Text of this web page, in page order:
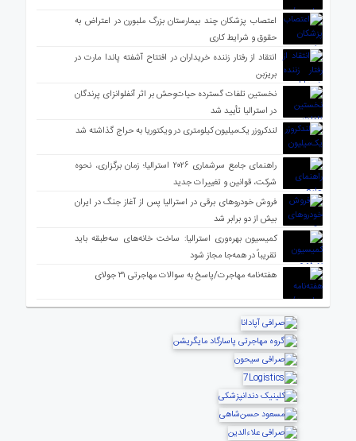
اعتصاب پزشکان چند بیمارستان بزرگ ملبورن در اعتراض به
حقوق و شرایط کاری
انتقاد از رفتار زننده خریداران در افتتاح آشفته پاندا مارت در
بریزبن
نخستین تلفات گسترده حیات‌وحش بر اثر آنفلوانزای پرندگان
در استرالیا تأیید شد
لندکروزر یک‌میلیون کیلومتری در ویکتوریا به حراج گذاشته شد
راهنمای جامع سرشماری ۲۰۲۶ استرالیا؛ زمان برگزاری، نحوه
شرکت، قوانین و تغییرات جدید
فروش خودروهای برقی در استرالیا پس از آغاز جنگ در ایران
بیش از دو برابر شد
کمیسیون بهره‌وری استرالیا: ساخت خانه‌های سه‌طبقه باید
تقریباً در همه‌جا مجاز شود
هفته‌نامه مهاجرت/پاسخ به سوالات مهاجرتی ۳۱ جولای